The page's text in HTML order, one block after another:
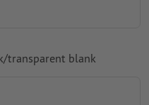
transparent blank